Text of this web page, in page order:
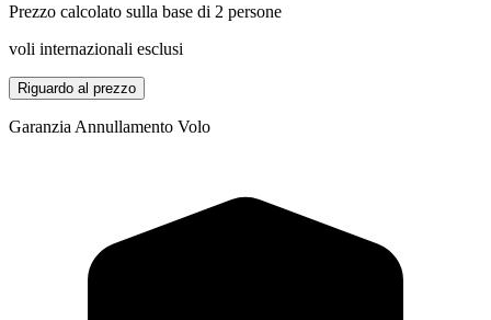
Prezzo calcolato sulla base di 2 persone
voli internazionali esclusi
Riguardo al prezzo
Garanzia Annullamento Volo